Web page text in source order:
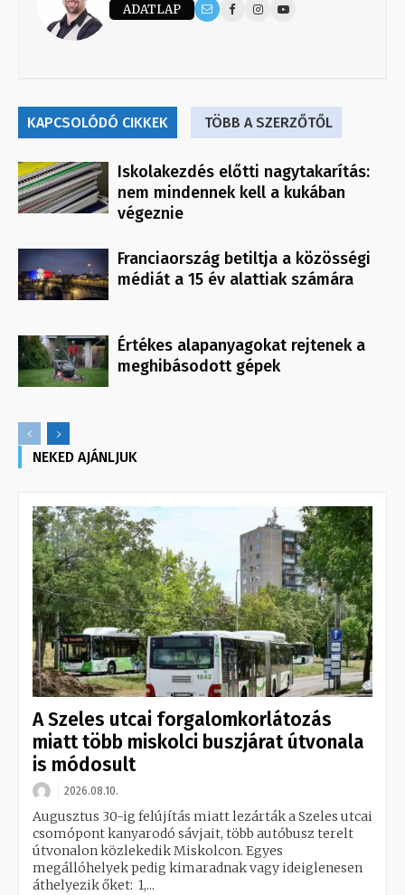
ADATLAP
KAPCSOLÓDÓ CIKKEK TÖBB A SZERZŐTŐL
Iskolakezdés előtti nagytakarítás:
nem mindennek kell a kukában
végeznie
Franciaország betiltja a közösségi
médiát a 15 év alattiak számára
Értékes alapanyagokat rejtenek a
meghibásodott gépek
NEKED AJÁNLJUK
A Szeles utcai forgalomkorlátozás
miatt több miskolci buszjárat útvonala
is módosult
2026.08.10.
Augusztus 30-ig felújítás miatt lezárták a Szeles utcai
csomópont kanyarodó sávjait, több autóbusz terelt
útvonalon közlekedik Miskolcon. Egyes
megállóhelyek pedig kimaradnak vagy ideiglenesen
áthelyezik őket: 1,...